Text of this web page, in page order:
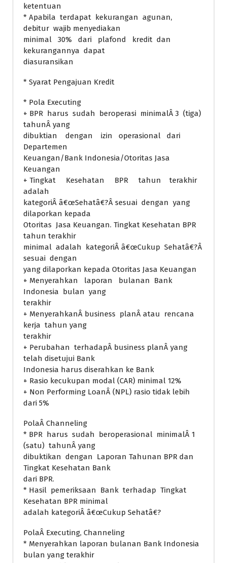
ketentuan
* Apabila terdapat kekurangan agunan,
debitur wajib menyediakan
minimal 30% dari plafond kredit dan
kekurangannya dapat
diasuransikan
* Syarat Pengajuan Kredit
* Pola Executing
+ BPR harus sudah beroperasi minimalÂ 3 (tiga)
tahunÂ yang
dibuktian dengan izin operasional dari
Departemen
Keuangan/Bank Indonesia/Otoritas Jasa
Keuangan
+ Tingkat Kesehatan BPR tahun terakhir
adalah
kategoriÂ â€œSehatâ€?Â sesuai dengan yang
dilaporkan kepada
Otoritas Jasa Keuangan. Tingkat Kesehatan BPR
tahun terakhir
minimal adalah kategoriÂ â€œCukup Sehatâ€?Â
sesuai dengan
yang dilaporkan kepada Otoritas Jasa Keuangan
+ Menyerahkan laporan bulanan Bank
Indonesia bulan yang
terakhir
+ MenyerahkanÂ business planÂ atau rencana
kerja tahun yang
terakhir
+ Perubahan terhadapÂ business planÂ yang
telah disetujui Bank
Indonesia harus diserahkan ke Bank
+ Rasio kecukupan modal (CAR) minimal 12%
+ Non Performing LoanÂ (NPL) rasio tidak lebih
dari 5%
PolaÂ Channeling
* BPR harus sudah beroperasional minimalÂ 1
(satu) tahunÂ yang
dibuktikan dengan Laporan Tahunan BPR dan
Tingkat Kesehatan Bank
dari BPR.
* Hasil pemeriksaan Bank terhadap Tingkat
Kesehatan BPR minimal
adalah kategoriÂ â€œCukup Sehatâ€?
PolaÂ Executing, Channeling
* Menyerahkan laporan bulanan Bank Indonesia
bulan yang terakhir